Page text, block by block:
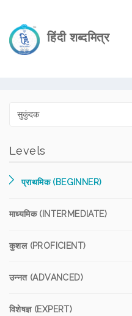
हिंदी शब्दमित्र
Levels
प्राथमिक (BEGINNER)
माध्यमिक (INTERMEDIATE)
कुशल (PROFICIENT)
उन्नत (ADVANCED)
विशेषज्ञ (EXPERT)